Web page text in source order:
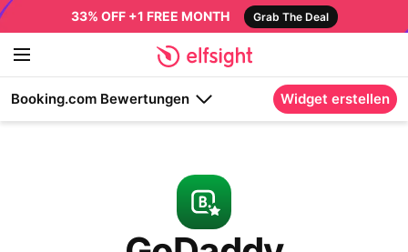
33% OFF +1 FREE MONTH Grab The Deal
Booking.com Bewertungen Widget erstellen